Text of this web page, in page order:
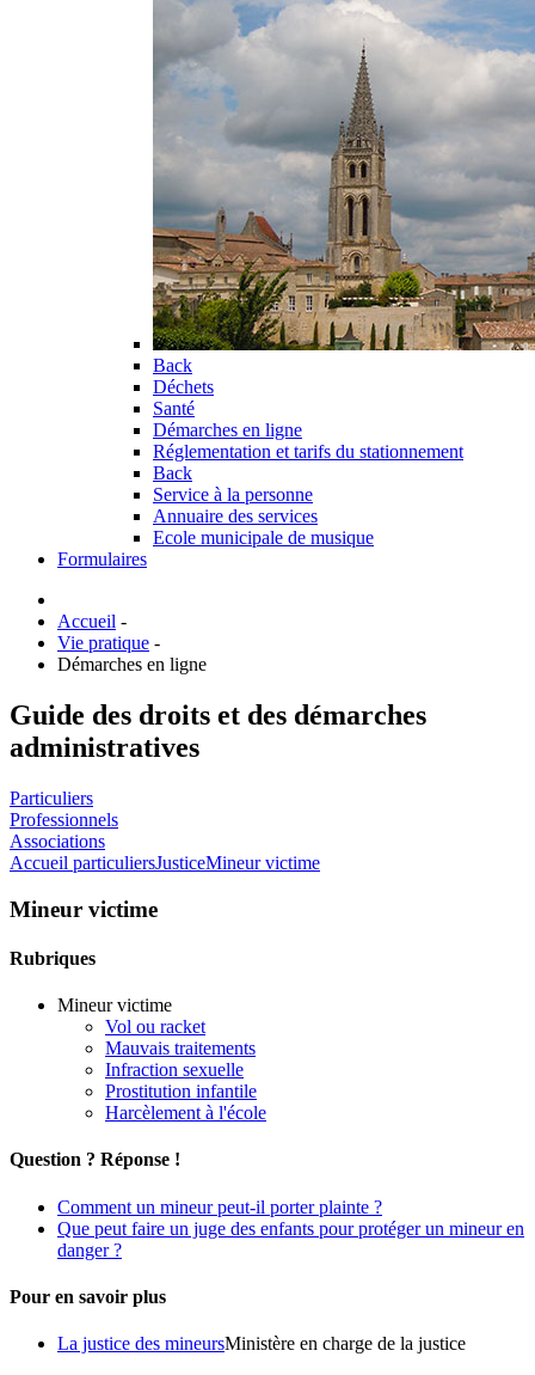
Back
Déchets
Santé
Démarches en ligne
Réglementation et tarifs du stationnement
Back
Service à la personne
Annuaire des services
Ecole municipale de musique
Formulaires
Accueil -
Vie pratique -
Démarches en ligne
Guide des droits et des démarches
administratives
Particuliers
Professionnels
Associations
Accueil particuliersJusticeMineur victime
Mineur victime
Rubriques
Mineur victime
Vol ou racket
Mauvais traitements
Infraction sexuelle
Prostitution infantile
Harcèlement à l'école
Question ? Réponse !
Comment un mineur peut-il porter plainte ?
Que peut faire un juge des enfants pour protéger un mineur en
danger ?
Pour en savoir plus
La justice des mineursMinistère en charge de la justice